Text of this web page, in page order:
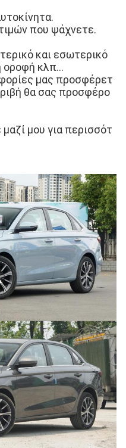
που ψάχνετε.
και εσωτερικό
οροφή κλπ...
μας προσφέρετ
θα σας προσφέρο
μου για περισσότ